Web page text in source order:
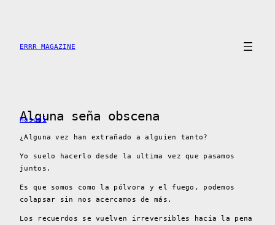
content
ERRR MAGAZINE
Alguna seña obscena
Hasumi
¿Alguna vez han extrañado a alguien tanto?
Yo suelo hacerlo desde la ultima vez que pasamos
juntos.
Es que somos como la pólvora y el fuego, podemos
colapsar sin nos acercamos de más.
Los recuerdos se vuelven irreversibles hacia la pena